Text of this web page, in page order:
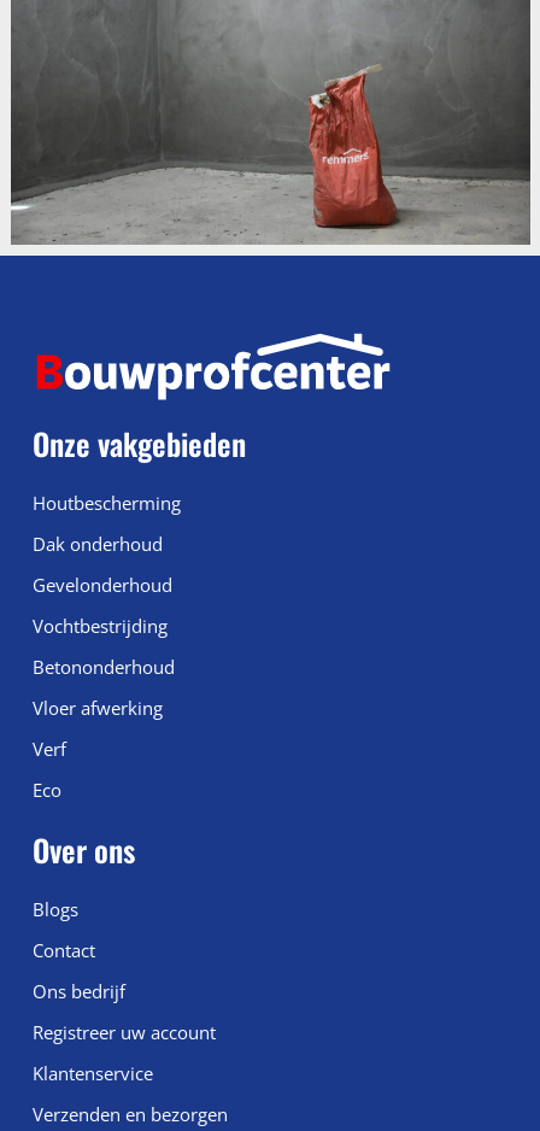
Onze vakgebieden
Houtbescherming
Dak onderhoud
Gevelonderhoud
Vochtbestrijding
Betononderhoud
Vloer afwerking
Verf
Eco
Over ons
Blogs
Contact
Ons bedrijf
Registreer uw account
Klantenservice
Verzenden en bezorgen